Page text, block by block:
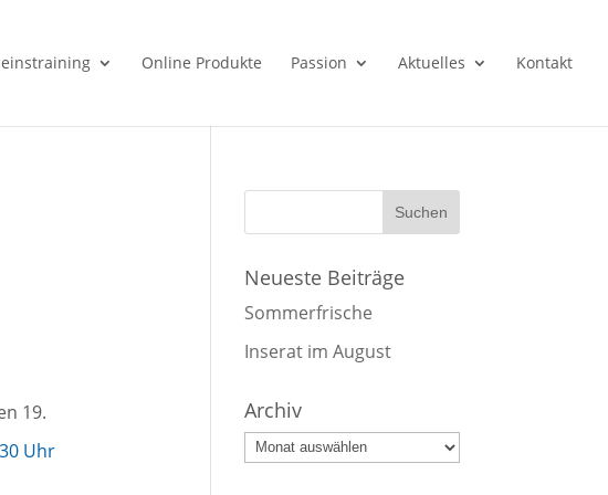
Online Produkte Passion Aktuelles Kontakt
19.
Uhr
Neueste Beiträge
Sommerfrische
Inserat im August
Archiv
Archiv